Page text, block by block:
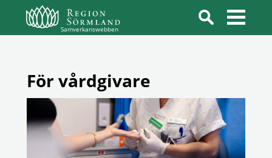
Samverkanswebben
För vårdgivare